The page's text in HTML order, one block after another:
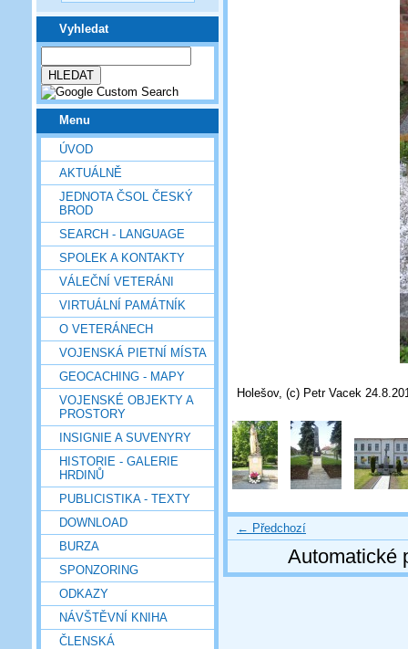
Vyhledat
Menu
ÚVOD
AKTUÁLNĚ
JEDNOTA ČSOL ČESKÝ
BROD
SEARCH - LANGUAGE
SPOLEK A KONTAKTY
VÁLEČNÍ VETERÁNI
VIRTUÁLNÍ PAMÁTNÍK
O VETERÁNECH
VOJENSKÁ PIETNÍ MÍSTA
GEOCACHING - MAPY
VOJENSKÉ OBJEKTY A
PROSTORY
INSIGNIE A SUVENYRY
HISTORIE - GALERIE
HRDINŮ
PUBLICISTIKA - TEXTY
DOWNLOAD
BURZA
SPONZORING
ODKAZY
NÁVŠTĚVNÍ KNIHA
ČLENSKÁ
Holešov, (c) Petr Vacek
← Předchozí
Automatické